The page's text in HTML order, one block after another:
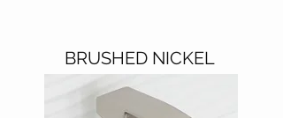
BRUSHED NICKEL